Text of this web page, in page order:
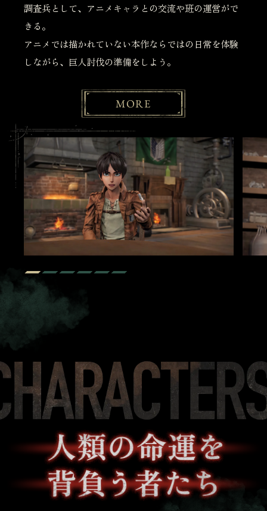
調査兵として、アニメキャラとの交流や班の運営がで
きる。
アニメでは描かれていない本作ならではの日常を体験
しながら、巨人討伐の準備をしよう。
MORE